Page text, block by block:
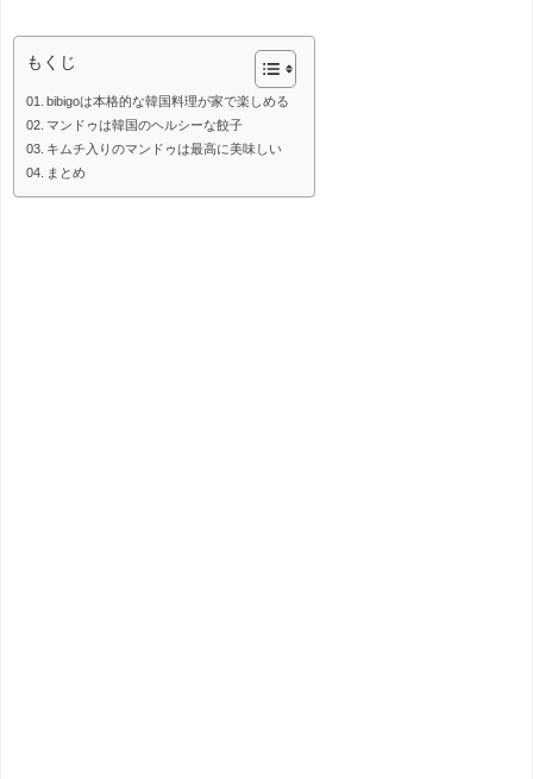
もくじ
bibigoは本格的な韓国料理が家で楽しめる
マンドゥは韓国のヘルシーな餃子
キムチ入りのマンドゥは最高に美味しい
まとめ